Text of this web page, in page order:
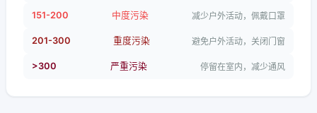
151-200 中度污染 减少户外活动，佩戴口罩
201-300 重度污染 避免户外活动，关闭门窗
>300 严重污染 停留在室内，减少通风